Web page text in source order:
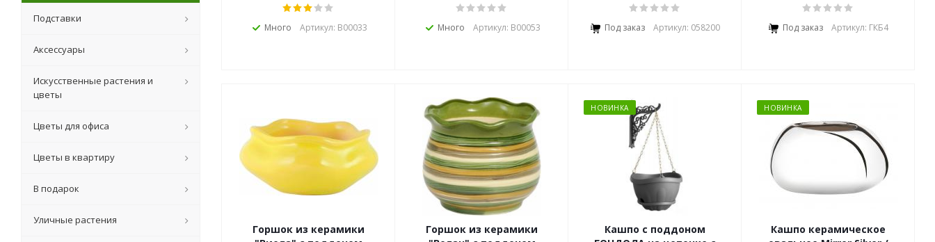
Много Артикул: В00033 Много Артикул: В00053 Под заказ Артикул: 058200 Под заказ Артикул: ГКБ4
Горшок из керамики
Горшок из керамики
НОВИНКА
Кашпо с поддоном
НОВИНКА
Кашпо керамическое
Подставки
Аксессуары
Искусственные растения и
цветы
Цветы для офиса
Цветы в квартиру
В подарок
Уличные растения